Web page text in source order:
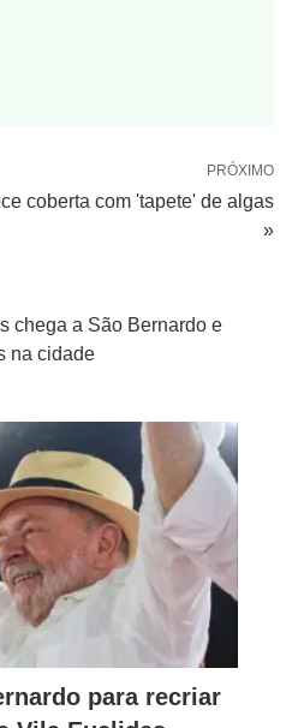
PRÓXIMO
coberta com 'tapete' de algas
»
chega a São Bernardo e
na cidade
para recriar